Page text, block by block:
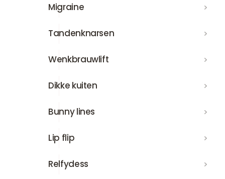
Migraine
TandenknarsenTandenknarsen
WenkbrauwliftWenkbrauwlift
Dikke kuitenDikke kuiten
Bunny linesBunny lines
Lip flip
Relfydess